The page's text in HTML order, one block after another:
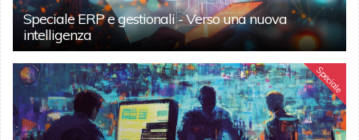
Speciale ERP e gestionali - Verso una nuova
intelligenza
Speciale